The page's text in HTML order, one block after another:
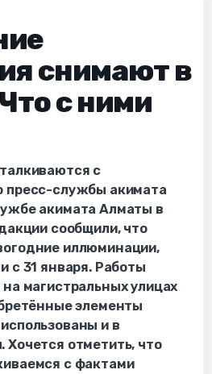
снимают в
с ними
с
пресс-службы акимата
акимата Алматы в
сообщили, что
иллюминации,
с 31 января. Работы
магистральных улицах
элементы
и в
отметить, что
с фактами